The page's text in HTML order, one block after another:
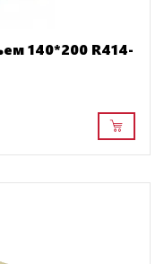
140*200 R414-